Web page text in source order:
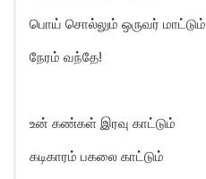
பொய் சொல்லும் ஒருவர் மாட்டும்
நேரம் வந்தே!
உன் கண்கள் இரவு காட்டும்
கடிகாரம் பகலை காட்டும்